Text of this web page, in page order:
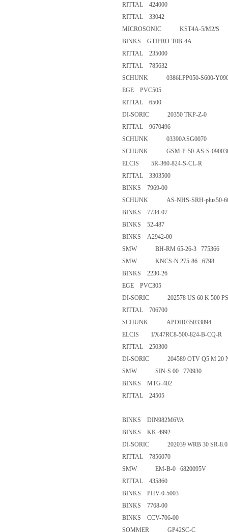
RITTAL 424000
RITTAL 33042
MICROSONIC KST4A-5/M2/
BINKS GTIPRO-T0B-4A
RITTAL 235000
RITTAL 785632
SCHUNK 0386LPP050-S600-
EGE PVC505
RITTAL 6500
DI-SORIC 20350 TKP-Z-0
RITTAL 9670496
SCHUNK 03390ASG0070
SCHUNK GSM-P-50-AS-S-
ELCIS 5R-360-824-S-CL-R
RITTAL 3303500
BINKS 7969-00
SCHUNK AS-NHS-SRH-
BINKS 7734-07
BINKS 52-487
BINKS A2942-00
SMW BH-RM 65-26-3
SMW KNCS-N 275-86 6798
BINKS 2230-26
EGE PVC305
DI-SORIC 202578 US 60 K 500
RITTAL 706700
SCHUNK APDH035033894
ELCIS I/X47RC8-500-824-B-
RITTAL 250300
DI-SORIC 204589 OTV Q5 M
SMW SIN-S 00 770930
BINKS MTG-402
RITTAL 24505
BINKS DIN982M6VA
BINKS KK-4992-
DI-SORIC 202039 WRB 30 SR-
RITTAL 7856070
SMW EM-B-0 6820095V
RITTAL 435860
BINKS PHV-0-5003
BINKS 7768-00
BINKS CCV-706-00
SOMMER GP42SC-C